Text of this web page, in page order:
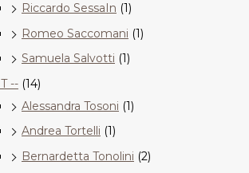
Riccardo SessaIn (1)
Romeo Saccomani (1)
Samuela Salvotti (1)
-- (14)
Alessandra Tosoni (1)
Andrea Tortelli (1)
Bernardetta Tonolini (2)